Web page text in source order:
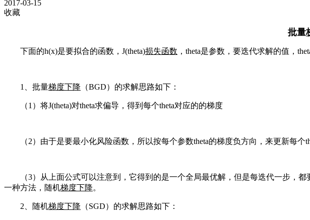
2017-03-15
收藏
批量
下面的h(x)是要拟合的函数，J(theta)损失函数 ，theta是参数，要迭代求解的值，
1、批量梯度下降 （BGD）的求解思路如下：
（1）将J(theta)对theta求偏导，得到每个theta对应的的梯度
（2）由于是要最小化风险函数，所以按每个参数theta的梯度负方向，来更新每个
（3）从上面公式可以注意到，它得到的是一个全局最优解，但是每迭代一步，
一种方法，随机梯度下降。
2、随机梯度下降 （SGD）的求解思路如下：